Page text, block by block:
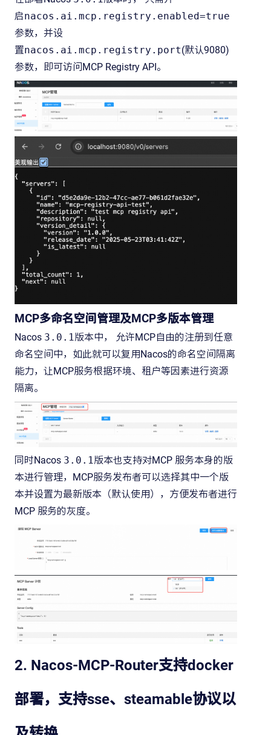
启nacos.ai.mcp.registry.enabled=true
参数，并设
置nacos.ai.mcp.registry.port(默认9080)
参数，即可访问MCP Registry API。
MCP多命名空间管理及MCP多版本管理
Nacos 3.0.1版本中， 允许MCP自由的注册到任意
命名空间中，如此就可以复用Nacos的命名空间隔离
能力，让MCP服务根据环境、租户等因素进行资源
隔离。
同时Nacos 3.0.1版本也支持对MCP 服务本身的版
本进行管理，MCP服务发布者可以选择其中一个版
本并设置为最新版本（默认使用），方便发布者进行
MCP 服务的灰度。
2. Nacos-MCP-Router支持docker
部署，支持sse、steamable协议以